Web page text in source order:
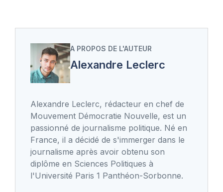
A PROPOS DE L'AUTEUR
Alexandre Leclerc
Alexandre Leclerc, rédacteur en chef de
Mouvement Démocratie Nouvelle, est un
passionné de journalisme politique. Né en
France, il a décidé de s'immerger dans le
journalisme après avoir obtenu son
diplôme en Sciences Politiques à
l'Université Paris 1 Panthéon-Sorbonne.